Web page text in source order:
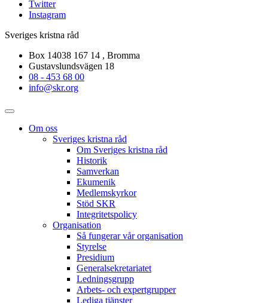
Twitter
Instagram
Sveriges kristna råd
Box 14038 167 14 , Bromma
Gustavslundsvägen 18
08 - 453 68 00
info@skr.org
Om oss
Sveriges kristna råd
Om Sveriges kristna råd
Historik
Samverkan
Ekumenik
Medlemskyrkor
Stöd SKR
Integritetspolicy
Organisation
Så fungerar vår organisation
Styrelse
Presidium
Generalsekretariatet
Ledningsgrupp
Arbets- och expertgrupper
Lediga tjänster